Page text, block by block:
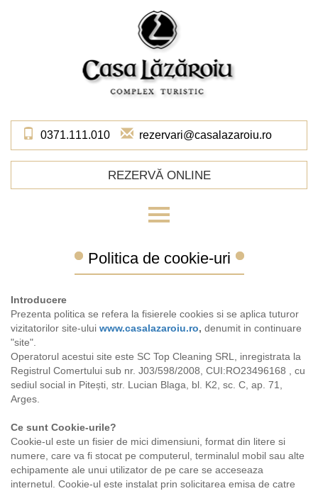
0371.111.010 rezervari@casalazaroiu.ro
REZERVĂ ONLINE
Restaurant
Evenimente
Galerie
Galerie foto
Bunătățile Casei Lăzăroiu
Articole
Contact
Politica de cookie-uri
Introducere
Prezenta politica se refera la fisierele cookies si se aplica tuturor
vizitatorilor site-ului www.casalazaroiu.ro, denumit in continuare
"site".
Operatorul acestui site este SC Top Cleaning SRL, inregistrata la
Registrul Comertului sub nr. J03/598/2008, CUI:RO23496168 , cu
sediul social in Pitești, str. Lucian Blaga, bl. K2, sc. C, ap. 71,
Arges.
Ce sunt Cookie-urile?
Cookie-ul este un fisier de mici dimensiuni, format din litere si
numere, care va fi stocat pe computerul, terminalul mobil sau alte
echipamente ale unui utilizator de pe care se acceseaza
internetul. Cookie-ul este instalat prin solicitarea emisa de catre